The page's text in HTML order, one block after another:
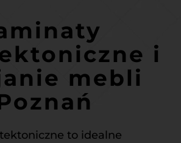
i
mebli
to idealne